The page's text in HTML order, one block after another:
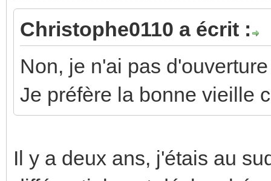
Christophe0110 a écrit :
Non, je n'ai pas
Je préfère la bonne vieille
Il y a deux ans, j'étais au